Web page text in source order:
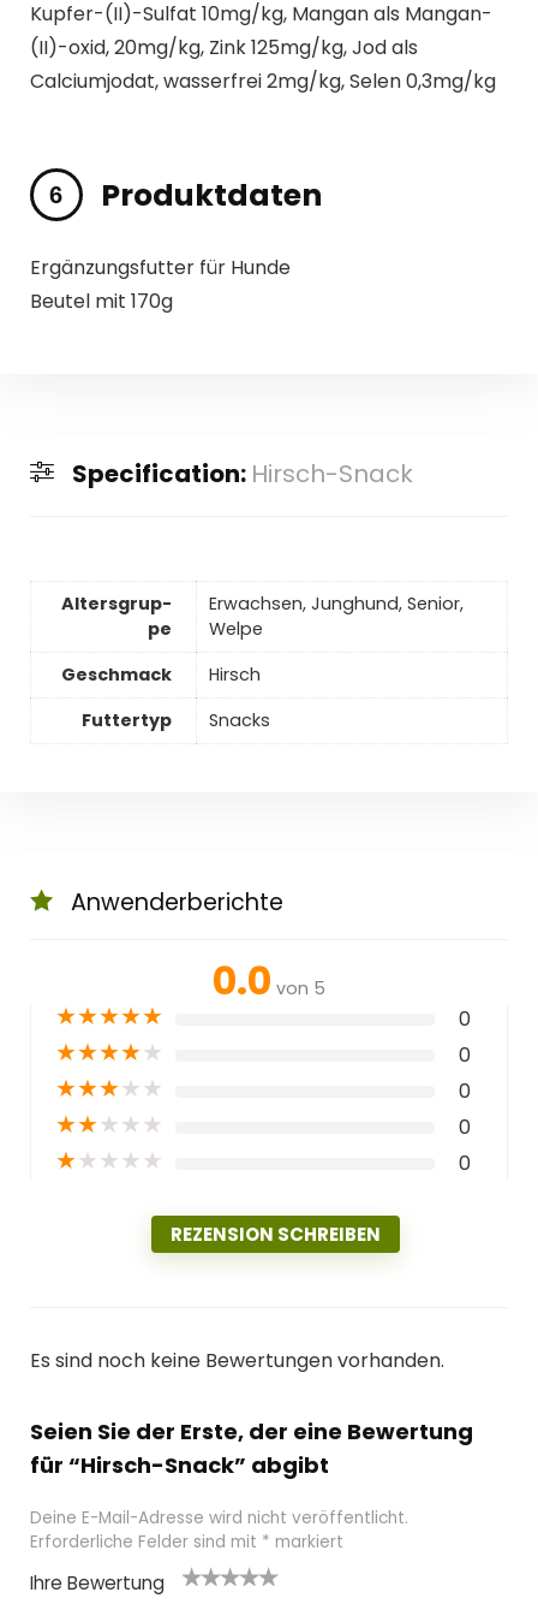
Kupfer-(II)-Sulfat 10mg/kg, Mangan als Mangan-
(II)-oxid, 20mg/kg, Zink 125mg/kg, Jod als
Calciumjodat, wasserfrei 2mg/kg, Selen 0,3mg/kg
Produktdaten
Ergänzungsfutter für Hunde
Beutel mit 170g
Specification: Hirsch-Snack
Al­ters­grup­
pe
Erwachsen, Junghund, Senior,
Welpe
Ge­schmack
Hirsch
Futtertyp
Snacks
Anwenderberichte
0.0 von 5
★★★★★ 0
★★★★★ 0
★★★★★ 0
★★★★★ 0
★★★★★ 0
REZENSION SCHREIBEN
Es sind noch keine Bewertungen vorhanden.
Seien Sie der Erste, der eine Bewertung
für “Hirsch-Snack” abgibt
Deine E-Mail-Adresse wird nicht veröffentlicht.
Erforderliche Felder sind mit * markiert
Ihre Bewertung